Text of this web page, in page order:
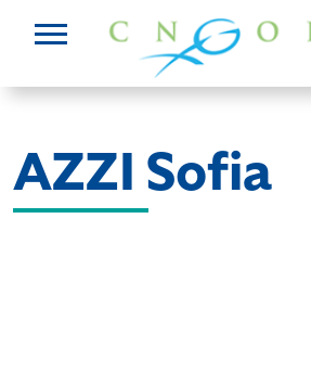
AZZI Sofia